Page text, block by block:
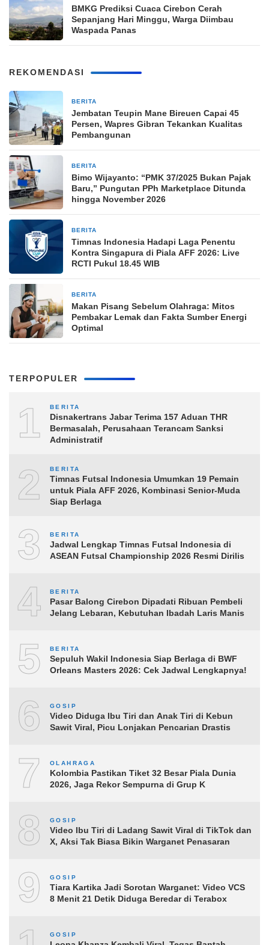
BMKG Prediksi Cuaca Cirebon Cerah
Sepanjang Hari Minggu, Warga Diimbau
Waspada Panas
REKOMENDASI
BERITA
Jembatan Teupin Mane Bireuen Capai 45
Persen, Wapres Gibran Tekankan Kualitas
Pembangunan
BERITA
Bimo Wijayanto: “PMK 37/2025 Bukan Pajak
Baru,” Pungutan PPh Marketplace Ditunda
hingga November 2026
BERITA
Timnas Indonesia Hadapi Laga Penentu
Kontra Singapura di Piala AFF 2026: Live
RCTI Pukul 18.45 WIB
BERITA
Makan Pisang Sebelum Olahraga: Mitos
Pembakar Lemak dan Fakta Sumber Energi
Optimal
TERPOPULER
1 BERITA
Disnakertrans Jabar Terima 157 Aduan THR
Bermasalah, Perusahaan Terancam Sanksi
Administratif
2 BERITA
Timnas Futsal Indonesia Umumkan 19 Pemain
untuk Piala AFF 2026, Kombinasi Senior-Muda
Siap Berlaga
3 BERITA
Jadwal Lengkap Timnas Futsal Indonesia di
ASEAN Futsal Championship 2026 Resmi Dirilis
4 BERITA
Pasar Balong Cirebon Dipadati Ribuan Pembeli
Jelang Lebaran, Kebutuhan Ibadah Laris Manis
5 BERITA
Sepuluh Wakil Indonesia Siap Berlaga di BWF
Orleans Masters 2026: Cek Jadwal Lengkapnya!
6 GOSIP
Video Diduga Ibu Tiri dan Anak Tiri di Kebun
Sawit Viral, Picu Lonjakan Pencarian Drastis
7 OLAHRAGA
Kolombia Pastikan Tiket 32 Besar Piala Dunia
2026, Jaga Rekor Sempurna di Grup K
8 GOSIP
Video Ibu Tiri di Ladang Sawit Viral di TikTok dan
X, Aksi Tak Biasa Bikin Warganet Penasaran
9 GOSIP
Tiara Kartika Jadi Sorotan Warganet: Video VCS
8 Menit 21 Detik Diduga Beredar di Terabox
GOSIP